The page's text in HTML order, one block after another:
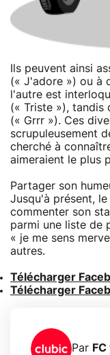
Ils peuvent ainsi
(« J'adore ») ou à
l'autre est
(« Triste »), tandis
(« Grrr »). Ces
scrupuleusement
cherché à
aimeraient le plus
Partager son
Jusqu'à présent,
commenter son
parmi une liste de
« je me sens
autres.
Télécharger
Télécharger
Par